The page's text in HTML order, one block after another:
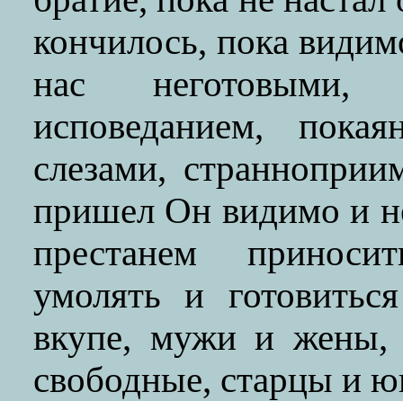
кончилось, пока
нас
исповеданием,
слезами,
пришел Он видимо и
престанем
умолять и
вкупе, мужи и жены,
свободные, старцы и